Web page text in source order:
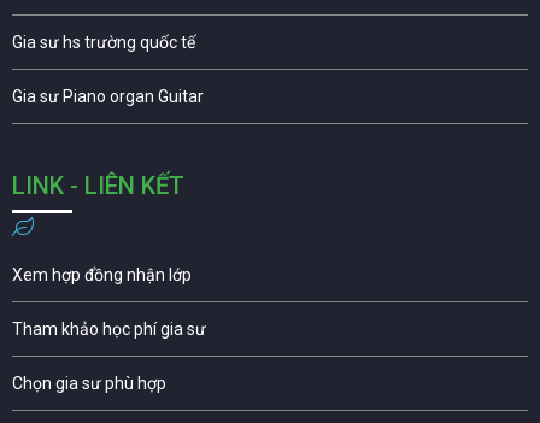
Gia sư hs trường quốc tế
Gia sư Piano organ Guitar
LINK - LIÊN KẾT
Xem hợp đồng nhận lớp
Tham khảo học phí gia sư
Chọn gia sư phù hợp